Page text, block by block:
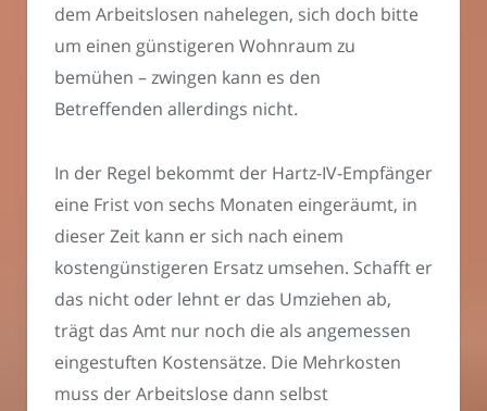
dem Arbeitslosen nahelegen, sich doch bitte
um einen günstigeren Wohnraum zu
bemühen – zwingen kann es den
Betreffenden allerdings nicht.
In der Regel bekommt der Hartz-IV-Empfänger
eine Frist von sechs Monaten eingeräumt, in
dieser Zeit kann er sich nach einem
kostengünstigeren Ersatz umsehen. Schafft er
das nicht oder lehnt er das Umziehen ab,
trägt das Amt nur noch die als angemessen
eingestuften Kostensätze. Die Mehrkosten
muss der Arbeitslose dann selbst